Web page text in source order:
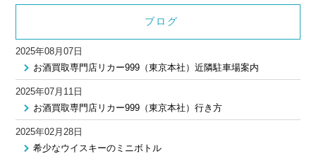
ブログ
2025年08月07日
お酒買取専門店リカー999（東京本社）近隣駐車場案内
2025年07月11日
お酒買取専門店リカー999（東京本社）行き方
2025年02月28日
希少なウイスキーのミニボトル